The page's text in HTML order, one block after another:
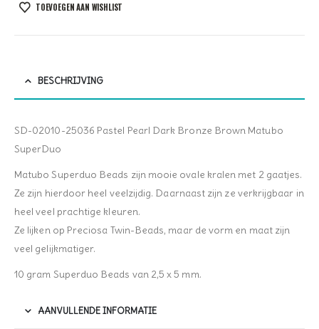
TOEVOEGEN AAN WISHLIST
BESCHRIJVING
SD-02010-25036 Pastel Pearl Dark Bronze Brown Matubo
SuperDuo
Matubo Superduo Beads zijn mooie ovale kralen met 2 gaatjes.
Ze zijn hierdoor heel veelzijdig. Daarnaast zijn ze verkrijgbaar in
heel veel prachtige kleuren.
Ze lijken op Preciosa Twin-Beads, maar de vorm en maat zijn
veel gelijkmatiger.
10 gram Superduo Beads van 2,5 x 5 mm.
AANVULLENDE INFORMATIE